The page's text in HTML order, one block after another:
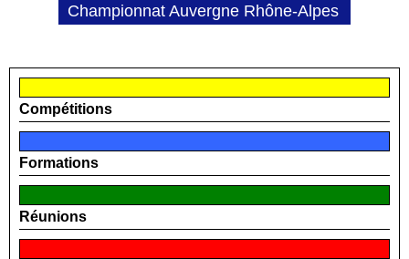
2020
Championnat Auvergne Rhône-Alpes
Compétitions
Formations
Réunions